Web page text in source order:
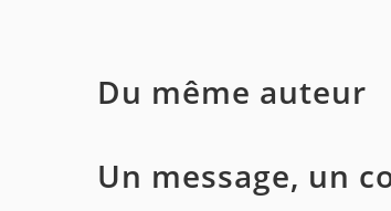
Du même auteur
Un message, un